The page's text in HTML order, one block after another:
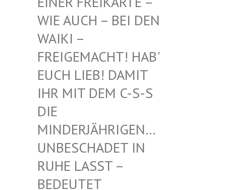
E AUCH – BEI DEN WA
IKI – FR
EIGEMACHT! HAB' EU
CH LIEB! DAMIT IH
R MIT DEM C-S-S DI
E MI
NDERJÄHRIGEN… UN
BESCHADET IN RU
HE LASST – BE
DEUTET CA